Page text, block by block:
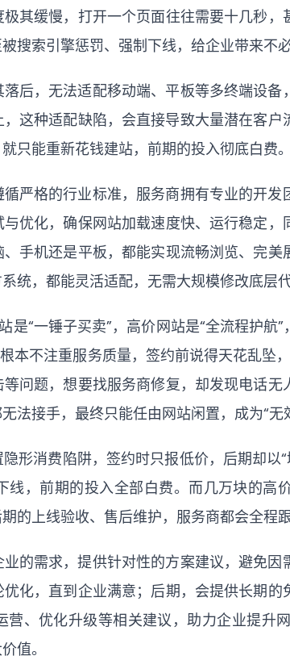
其缓慢，打开一个页面往往需要十几秒
搜索引擎惩罚、强制下线，给企业带来不必
后，无法适配移动端、平板等多终端设
这种适配缺陷，会直接导致大量潜在客
只能重新花钱建站，前期的投入彻底白费。
严格的行业标准，服务商拥有专业的开
优化，确保网站加载速度快、运行稳定
手机还是平板，都能实现流畅浏览、完
统，都能灵活适配，无需大规模修改底层
“一锤子买卖”，高价网站是“全流程护
本不注重服务质量，签约前说得天花乱坠
问题，想要找服务商修复，却发现电话
法接手，最终只能任由网站闲置，成为“无
形消费陷阱，签约时只报低价，后期却以
，前期的投入全部白费。而几万块的高
的上线验收、售后维护，服务商都会全程
的需求，提供针对性的方案建议，避免
化，直到企业满意；后期，会提供长期
、优化升级等相关建议，助力企业提升
值。